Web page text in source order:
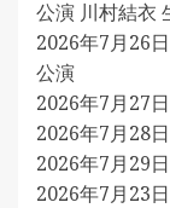
公演 川村結衣
2026年7月26
公演
2026年7月27
2026年7月28
2026年7月29
2026年7月23